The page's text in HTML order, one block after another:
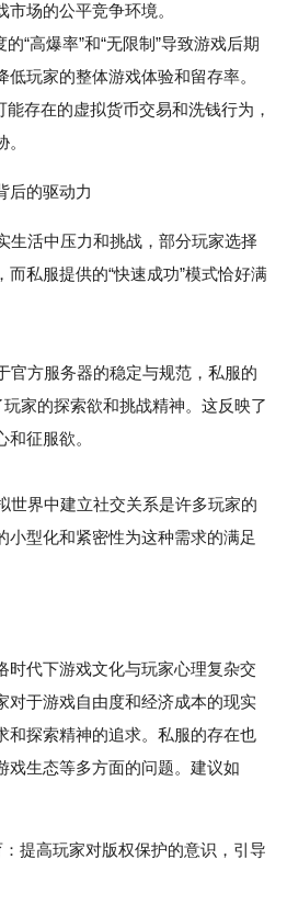
场的公平竞争环境。
高爆率”和“无限制”导致游戏后期
玩家的整体游戏体验和留存率。
在的虚拟货币交易和洗钱行为，
后的驱动力
生活中压力和挑战，部分玩家选择
私服提供的“快速成功”模式恰好满
方服务器的稳定与规范，私服的
玩家的探索欲和挑战精神。这反映了
征服欲。
界中建立社交关系是许多玩家的
小型化和紧密性为这种需求的满足
时代下游戏文化与玩家心理复杂交
对于游戏自由度和经济成本的现实
和探索精神的追求。私服的存在也
戏生态等多方面的问题。建议如
提高玩家对版权保护的意识，引导